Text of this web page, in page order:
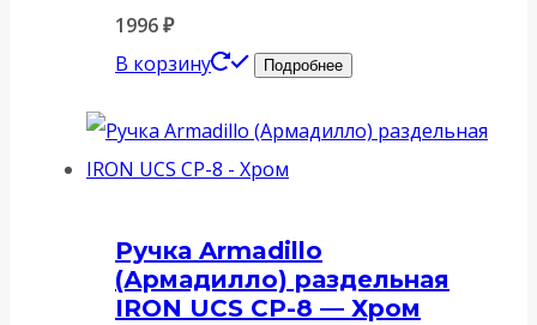
1996₽
В корзину
Подробнее
Ручка Armadillo
(Армадилло) раздельная
IRON UCS СР-8 — Хром